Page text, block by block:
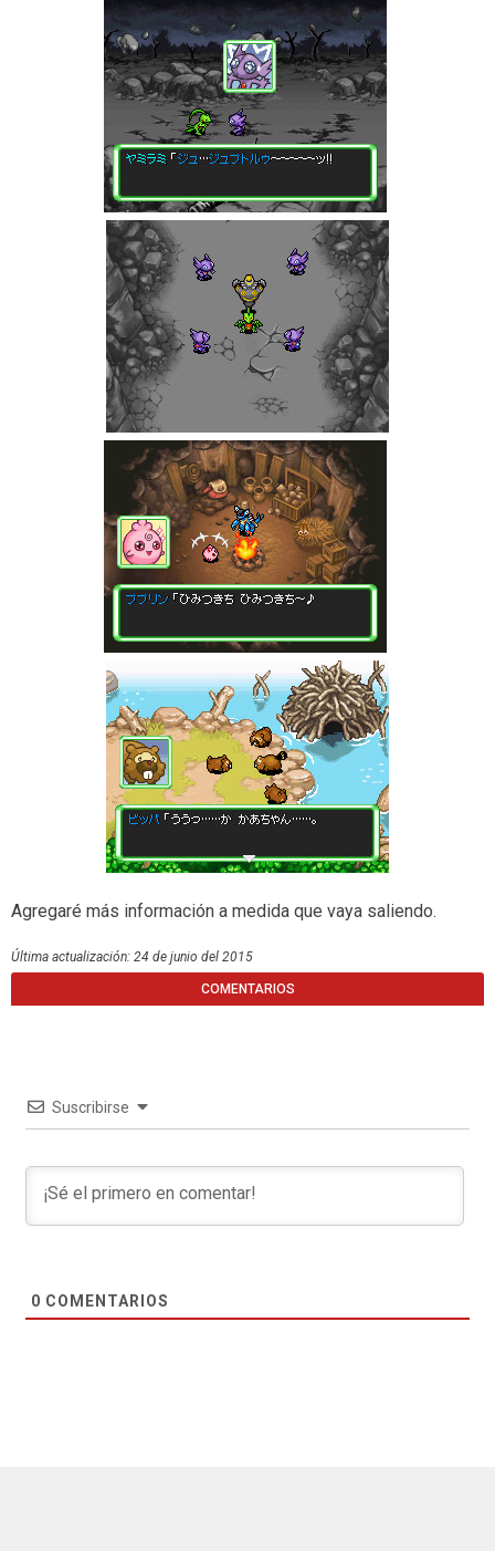
Agregaré más información a medida que vaya saliendo.
Última actualización: 24 de junio del 2015
COMENTARIOS
Suscribirse
0 COMENTARIOS